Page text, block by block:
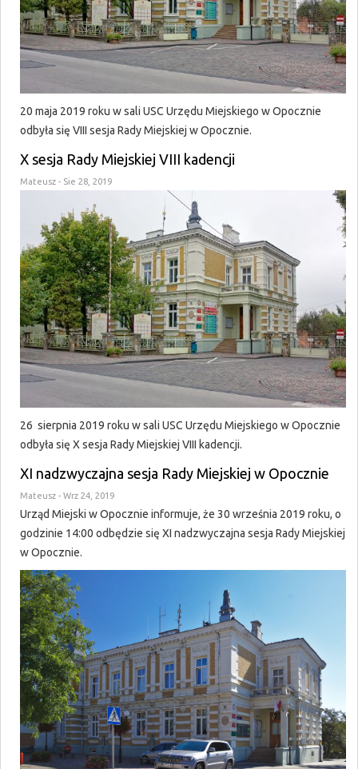
20 maja 2019 roku w sali USC Urzędu Miejskiego w Opocznie
odbyła się VIII sesja Rady Miejskiej w Opocznie.
X sesja Rady Miejskiej VIII kadencji
Mateusz - Sie 28, 2019
26 sierpnia 2019 roku w sali USC Urzędu Miejskiego w Opocznie
odbyła się X sesja Rady Miejskiej VIII kadencji.
XI nadzwyczajna sesja Rady Miejskiej w Opocznie
Mateusz - Wrz 24, 2019
Urząd Miejski w Opocznie informuje, że 30 września 2019 roku, o
godzinie 14:00 odbędzie się XI nadzwyczajna sesja Rady Miejskiej
w Opocznie.